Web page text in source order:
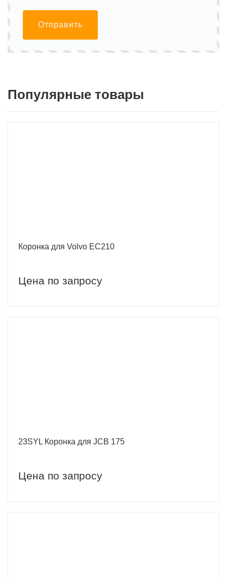
Отправить
Популярные товары
Коронка для Volvo EC210
Цена по запросу
23SYL Коронка для JCB 175
Цена по запросу